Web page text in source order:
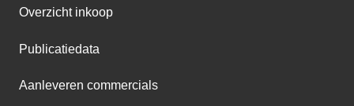
Overzicht inkoop
Publicatiedata
Aanleveren commercials